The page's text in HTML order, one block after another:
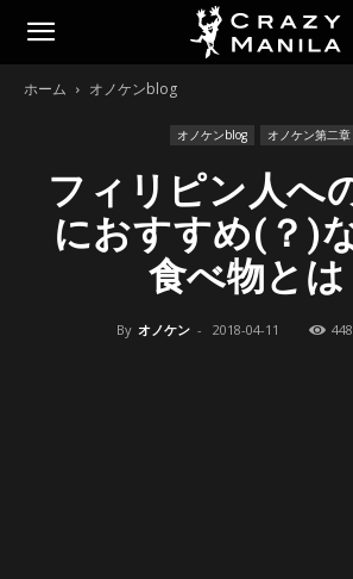
ホーム オノケンblog
オノケンblog オノケン第二章
フィリピン人へ
におすすめ(？)
食べ物とは
By オノケン - 2018-04-11